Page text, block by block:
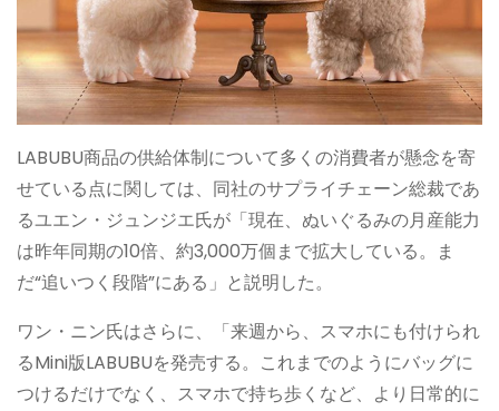
LABUBU商品の供給体制について多くの消費者が懸念を寄
せている点に関しては、同社のサプライチェーン総裁であ
るユエン・ジュンジエ氏が「現在、ぬいぐるみの月産能力
は昨年同期の10倍、約3,000万個まで拡大している。ま
だ“追いつく段階”にある」と説明した。
ワン・ニン氏はさらに、「来週から、スマホにも付けられ
るMini版LABUBUを発売する。これまでのようにバッグに
つけるだけでなく、スマホで持ち歩くなど、より日常的に